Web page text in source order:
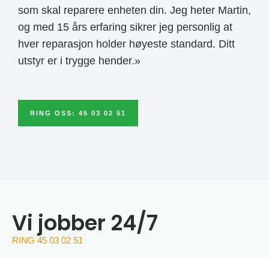
som skal reparere enheten din. Jeg heter Martin,
og med 15 års erfaring sikrer jeg personlig at
hver reparasjon holder høyeste standard. Ditt
utstyr er i trygge hender.»
RING OSS: 45 03 02 51
Vi jobber 24/7
RING 45 03 02 51